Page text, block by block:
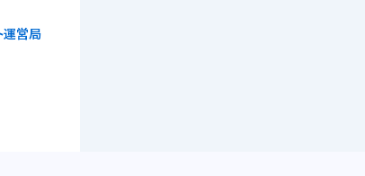
運営局